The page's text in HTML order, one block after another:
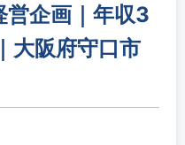
営企画｜年収3
大阪府守口市